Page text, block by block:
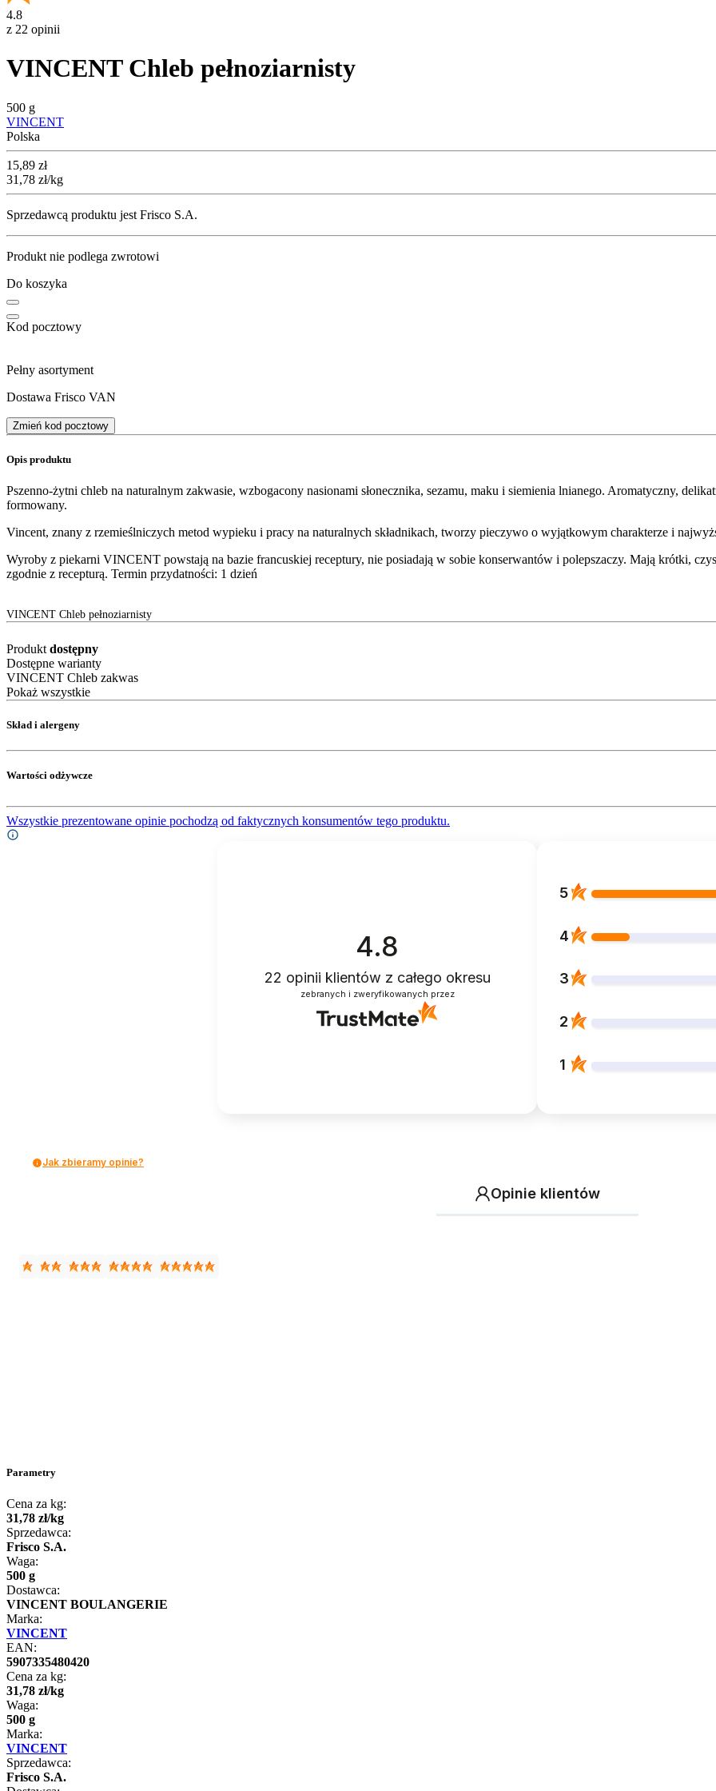
4.8
z 22 opinii
VINCENT Chleb pełnoziarnisty
500 g
VINCENT
Polska
Cena
15,89 zł
31,78 zł/kg
Sprzedawcą produktu jest Frisco S.A.
Produkt nie podlega zwrotowi
Do koszyka
Kod pocztowy
Pełny asortyment
Dostawa Frisco VAN
Zmień kod pocztowy
Opis produktu
Pszenno-żytni chleb na naturalnym zakwasie, wzbogacony nasionami słonecznika, sezamu, maku i siemienia lnianego. Aromatyczny,
formowany.
Vincent, znany z rzemieślniczych metod wypieku i pracy na naturalnych składnikach, tworzy pieczywo o wyjątkowym charakterze i
Wyroby z piekarni VINCENT powstają na bazie francuskiej receptury, nie posiadają w sobie konserwantów i polepszaczy. Mają krótki,
zgodnie z recepturą. Termin przydatności: 1 dzień
VINCENT Chleb pełnoziarnisty
Produkt dostępny
Dostępne warianty
VINCENT Chleb zakwas
Pokaż wszystkie
Skład i alergeny
Wartości odżywcze
Wszystkie prezentowane opinie pochodzą od faktycznych konsumentów tego produktu.
4.8
22 opinii klientów z całego okresu
zebranych i zweryfikowanych przez
5
4
3
2
1
Jak zbieramy opinie?
Opinie klientów
Parametry
Cena za kg:
31,78 zł/kg
Sprzedawca:
Frisco S.A.
Waga:
500 g
Dostawca:
VINCENT BOULANGERIE
Marka:
VINCENT
EAN:
5907335480420
Cena za kg:
31,78 zł/kg
Waga:
500 g
Marka:
VINCENT
Sprzedawca:
Frisco S.A.